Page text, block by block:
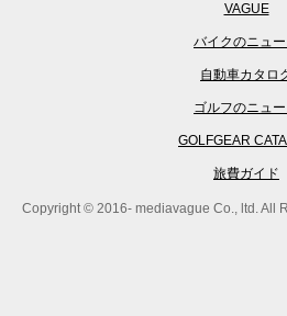
VAGUE
バイクのニュ
自動車カタロ
ゴルフのニュ
GOLFGEAR
旅費ガイド
Copyright © 2016- mediavague Co., ltd. All